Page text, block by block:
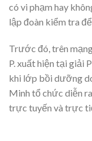
có vi phạm hay
lập đoàn kiểm tra để
Trước đó, trên
P. xuất hiện tại giải
khi lớp bồi dưỡng
Minh tổ chức diễn
trực tuyến và trực